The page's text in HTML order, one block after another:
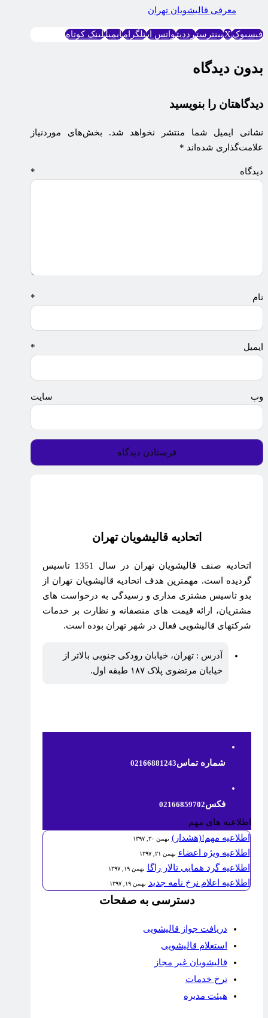
معرفی قالیشویان تهران
فیسبوکXپینترسترددیتواتس اپتلگرامایمیللینک کوتاه
بدون دیدگاه
دیدگاهتان را بنویسید
نشانی ایمیل شما منتشر نخواهد شد.
بخش‌های موردنیاز
علامت‌گذاری شده‌اند *
دیدگاه *
نام *
ایمیل *
وب‌ سایت
اتحادیه قالیشویان تهران
اتحادیه صنف قالیشویان تهران در سال 1351 تاسیس
گردیده است. مهمترین هدف اتحادیه قالیشویان تهران از
بدو تاسیس مشتری مداری و رسیدگی به درخواست های
مشتریان، ارائه قیمت های منصفانه و نظارت بر خدمات
شرکتهای قالیشویی فعال در شهر تهران بوده است.
آدرس : تهران، خیابان رودکی جنوبی بالاتر از
خیابان مرتضوی پلاک ۱۸۷ طبقه اول.
شماره تماس02166881243
فکس02166859702
اطلاعیه های مهم
اطلاعیه مهم!(هشدار) بهمن ۳۰, ۱۳۹۷
اطلاعیه ویژه اعضاء بهمن ۲۱, ۱۳۹۷
اطلاعیه گرد همایی تالار راگا بهمن ۱۹, ۱۳۹۷
اطلاعیه اعلام نرخ نامه جدید بهمن ۱۹, ۱۳۹۷
دسترسی به صفحات
دریافت جواز قالیشویی
استعلام قالیشویی
قالیشویان غیر مجاز
نرخ خدمات
هیئت مدیره